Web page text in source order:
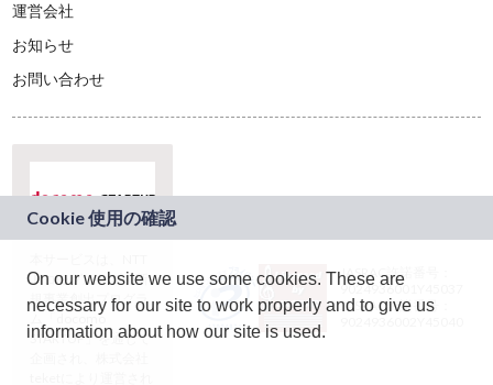
運営会社
お知らせ
お問い合わせ
ドコモグループの新
規事業創出プログラ
ム「docomo
STARTUP」を通じて
JASRAC許諾番号：
9024936001Y45037
JASRAC許諾番号：
On our website we use some cookies. These are
necessary for our site to work properly and to give us
information about how our site is used.